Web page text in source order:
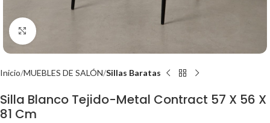
Click to enlarge
Inicio MUEBLES DE SALÓN Sillas Baratas
Silla Blanco Tejido-Metal Contract 57 X 56 X
81 Cm